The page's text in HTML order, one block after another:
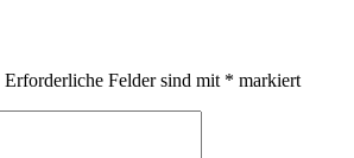
Erforderliche Felder sind mit * markiert